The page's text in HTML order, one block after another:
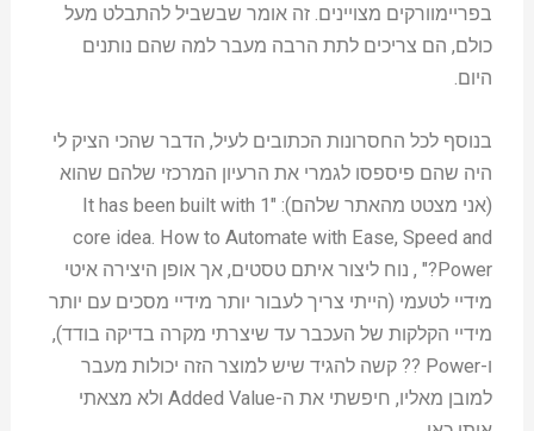
בפריימוורקים מצויינים. זה אומר שבשביל להתבלט מעל
כולם, הם צריכים לתת הרבה מעבר למה שהם נותנים
היום.
בנוסף לכל החסרונות הכתובים לעיל, הדבר שהכי הציק לי
היה שהם פיספסו לגמרי את הרעיון המרכזי שלהם שהוא
(אני מצטט מהאתר שלהם): "It has been built with 1
core idea. How to Automate with Ease, Speed and
Power?" , נוח ליצור איתם טסטים, אך אופן היצירה איטי
מידיי לטעמי (הייתי צריך לעבור יותר מידיי מסכים עם יותר
מידיי הקלקות של העכבר עד שיצרתי מקרה בדיקה בודד),
ו-Power ?? קשה להגיד שיש למוצר הזה יכולות מעבר
למובן מאליו, חיפשתי את ה-Added Value ולא מצאתי